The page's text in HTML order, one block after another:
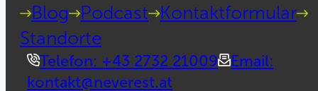
Blog Podcast Kontaktformular
Standorte
Telefon: +43 2732 21009
Email:
kontakt@neverest.at